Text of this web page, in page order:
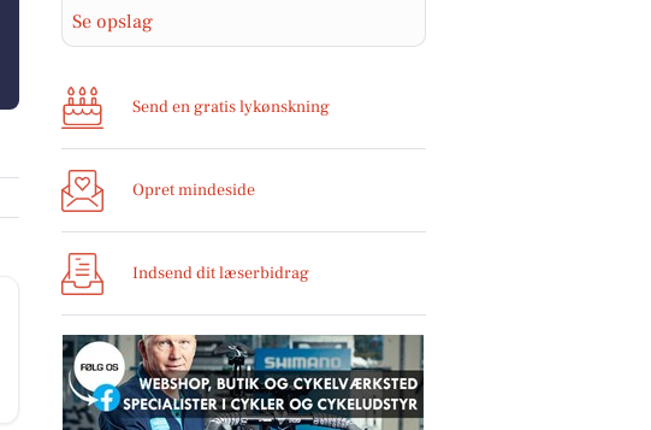
Se opslag
Send en gratis lykønskning
Opret mindeside
Indsend dit læserbidrag